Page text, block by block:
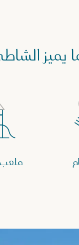
ما يميز
ملعب